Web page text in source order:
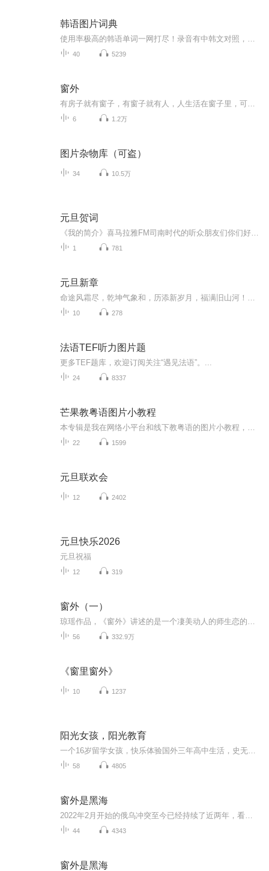
韩语图片词典
40 5239
窗外
6 1.2万
图片杂物库（可盗）
34 10.5万
元旦贺词
1 781
元旦新章
10 278
法语TEF听力图片题
更多TEF题库，欢迎订阅关注“遇见法语”。...
24 8337
芒果教粤语图片小教程
22 1599
元旦联欢会
12 2402
元旦快乐2026
元旦祝福
12 319
窗外（一）
56 332.9万
《窗里窗外》
10 1237
阳光女孩，阳光教育
58 4805
窗外是黑海
44 4343
窗外是黑海